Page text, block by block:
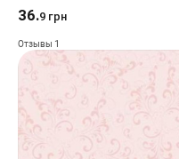
36.9 грн
Отзывы 1